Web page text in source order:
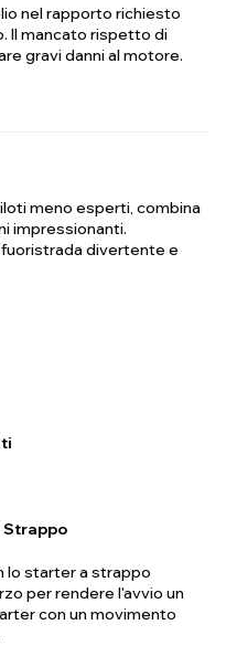
nel rapporto richiesto
Il mancato rispetto di
gravi danni al motore.
meno esperti, combina
impressionanti.
divertente e
Strappo
lo starter a strappo
per rendere l'avvio un
con un movimento